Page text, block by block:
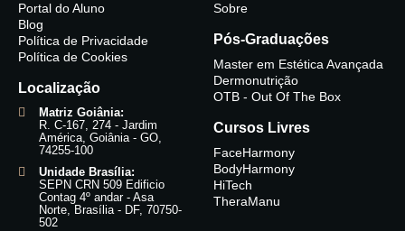
Portal do Aluno
Blog
Política de Privacidade
Política de Cookies
Localização
Matriz Goiânia:
R. C-167, 274 - Jardim
América, Goiânia - GO,
74255-100
Unidade Brasília:
SEPN CRN 509 Edificio
Contag 4º andar - Asa
Norte, Brasília - DF, 70750-
502
Sobre
Pós-Graduações
Master em Estética Avançada
Dermonutrição
OTB - Out Of The Box
Cursos Livres
FaceHarmony
BodyHarmony
HiTech
TheraManu